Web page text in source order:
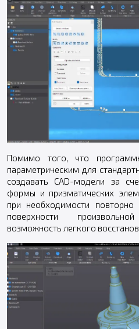
Помимо того, что
параметрическим для
создавать CAD-модели за
формы и призматических
при необходимости повторно
поверхности
возможность легкого